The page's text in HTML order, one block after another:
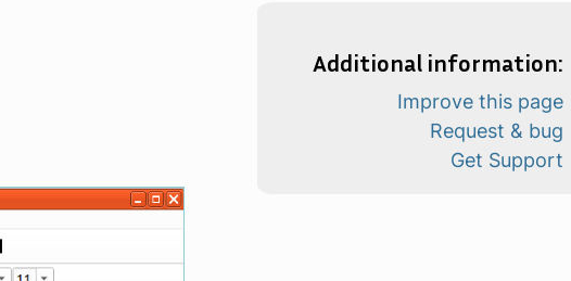
Additional information:
Improve this page
Request & bug
Get Support